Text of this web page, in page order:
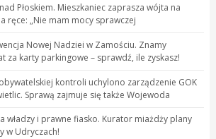
Płoskiem. Mieszkaniec zaprasza wójta na
ręce: „Nie mam mocy sprawczej
Nowej Nadziei w Zamościu. Znamy
za karty parkingowe – sprawdź, ile zyskasz!
kontroli uchylono zarządzenie GOK
Sprawą zajmuje się także Wojewoda
władzy i prawne fiasko. Kurator miażdży plany
w Udryczach!